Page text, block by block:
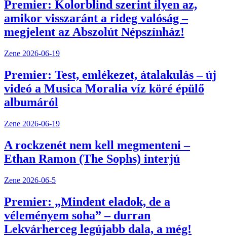
Premier: Kolorblind szerint ilyen az,
amikor visszaránt a rideg valóság –
megjelent az Abszolút Népszínház!
Zene 2026-06-19
Premier: Test, emlékezet, átalakulás – új
videó a Musica Moralia víz köré épülő
albumáról
Zene 2026-06-19
A rockzenét nem kell megmenteni –
Ethan Ramon (The Sophs) interjú
Zene 2026-06-5
Premier: „Mindent eladok, de a
véleményem soha” – durran
Lekvárherceg legújabb dala, a még!